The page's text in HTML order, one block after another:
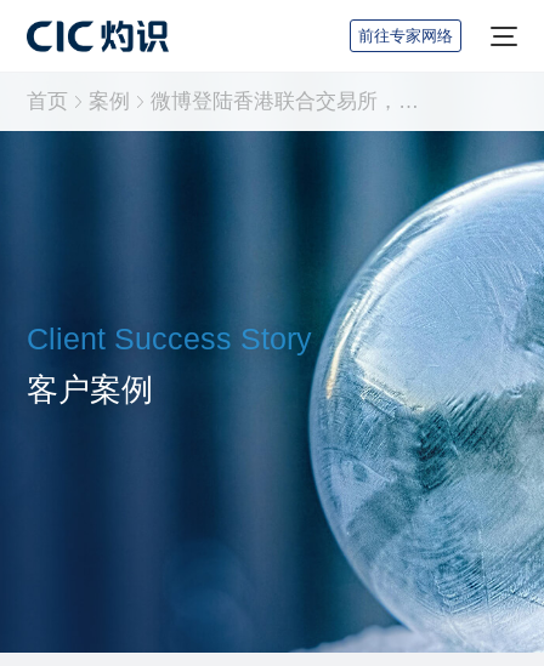
前往专家网络
Client Success Story
客户案例
首页 案例 微博登陆香港联合交易所，CIC灼识咨询担任行业顾问